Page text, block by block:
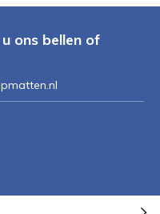
ons bellen of